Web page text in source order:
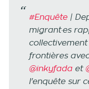
#Enquête|
migrant·es
collectivement
frontières
@inkyfadaet
l'enquête sur